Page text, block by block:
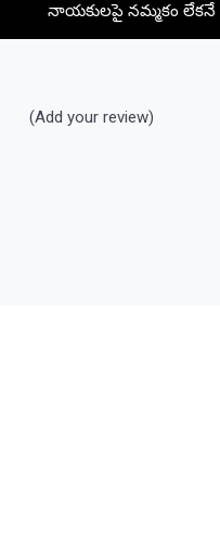
నాయకులపై నమ్మకం లేకనే
(Add your review)